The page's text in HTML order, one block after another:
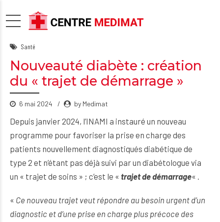
Santé
Nouveauté diabète : création
du « trajet de démarrage »
6 mai 2024 by Medimat
Depuis janvier 2024, l’INAMI a instauré un nouveau
programme pour favoriser la prise en charge des
patients nouvellement diagnostiqués diabétique de
type 2 et n’étant pas déjà suivi par un diabétologue via
un « trajet de soins » ; c’est le « trajet de démarrage« .
« Ce nouveau trajet veut répondre au besoin urgent d’un
diagnostic et d’une prise en charge plus précoce des